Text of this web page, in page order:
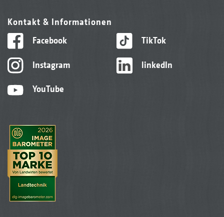
Kontakt & Informationen
Facebook
Instagram
YouTube
TikTok
linkedIn